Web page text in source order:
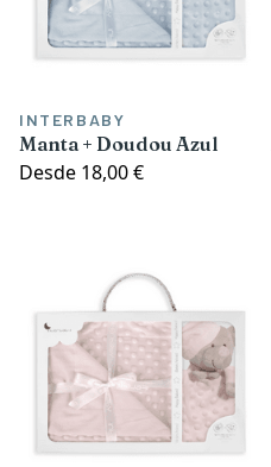
INTERBABY
Manta + Doudou Azul
Desde 18,00 €